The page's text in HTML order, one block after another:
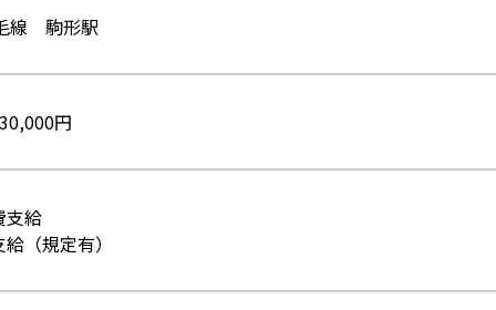
線 駒形駅
円
支給
（規定有）